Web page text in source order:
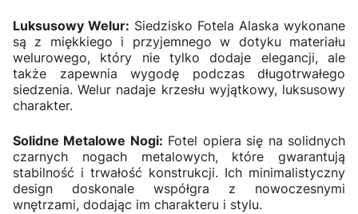
Luksusowy Welur: Siedzisko Fotela Alaska wykonane
są z miękkiego i przyjemnego w dotyku materiału
welurowego, który nie tylko dodaje elegancji, ale
także zapewnia wygodę podczas długotrwałego
siedzenia. Welur nadaje krzesłu wyjątkowy, luksusowy
charakter.
Solidne Metalowe Nogi: Fotel opiera się na solidnych
czarnych nogach metalowych, które gwarantują
stabilność i trwałość konstrukcji. Ich minimalistyczny
design doskonale współgra z nowoczesnymi
wnętrzami, dodając im charakteru i stylu.